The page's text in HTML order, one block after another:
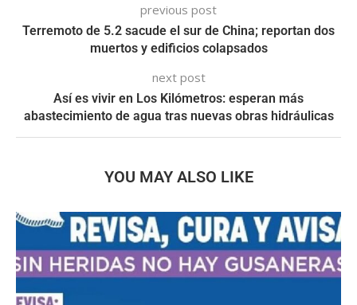
previous post
Terremoto de 5.2 sacude el sur de China; reportan dos
muertos y edificios colapsados
next post
Así es vivir en Los Kilómetros: esperan más
abastecimiento de agua tras nuevas obras hidráulicas
YOU MAY ALSO LIKE